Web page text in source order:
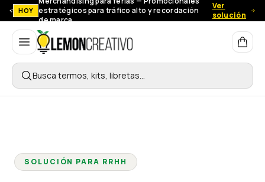
HOY
estratégicos para tráfico alto y recordación
de marca.
Ver
solución
Lemon Creativo
Busca termos, kits, libretas…
SOLUCIÓN PARA RRHH